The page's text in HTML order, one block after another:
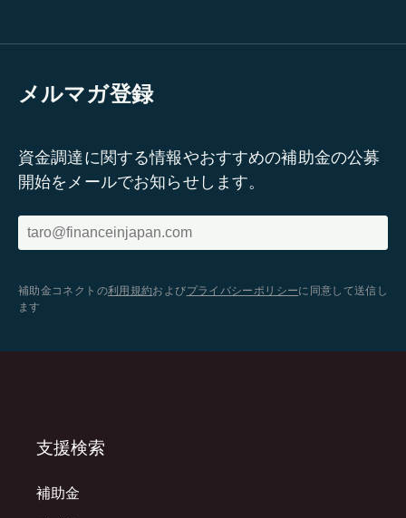
メルマガ登録
資金調達に関する情報やおすすめの補助金の公募
開始をメールでお知らせします。
補助金コネクトの利用規約およびプライバシーポリシーに同意して送信し
ます
支援検索
補助金